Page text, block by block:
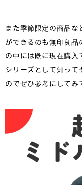
また季節限定の商品な
ができるのも無印良品
の中には既に現在購入
シリーズとして知って
のでぜひ参考にしてみ